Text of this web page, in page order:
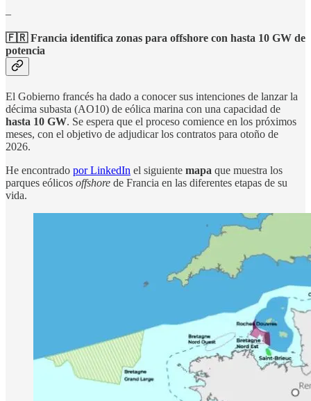
🇫🇷 Francia identifica zonas para offshore con hasta 10 GW de
potencia
El Gobierno francés ha dado a conocer sus intenciones de lanzar la
décima subasta (AO10) de eólica marina con una capacidad de
hasta 10 GW. Se espera que el proceso comience en los próximos
meses, con el objetivo de adjudicar los contratos para otoño de
2026.
He encontrado por LinkedIn el siguiente mapa que muestra los
parques eólicos offshore de Francia en las diferentes etapas de su
vida.